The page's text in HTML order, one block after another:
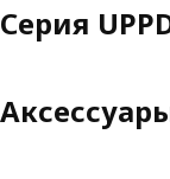
Серия